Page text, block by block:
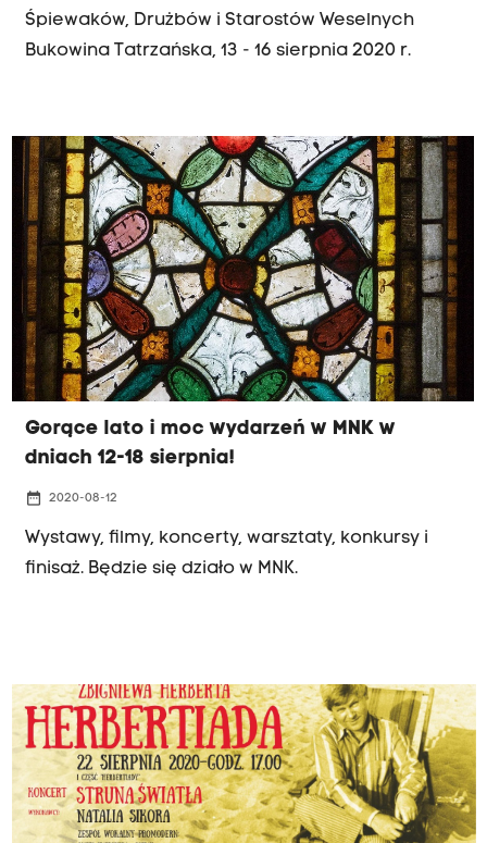
Śpiewaków, Drużbów i Starostów Weselnych
Bukowina Tatrzańska, 13 - 16 sierpnia 2020 r.
Gorące lato i moc wydarzeń w MNK w
dniach 12-18 sierpnia!
date_range 2020-08-12
Wystawy, filmy, koncerty, warsztaty, konkursy i
finisaż. Będzie się działo w MNK.